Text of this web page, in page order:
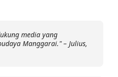
media yang
Manggarai." – Julius,